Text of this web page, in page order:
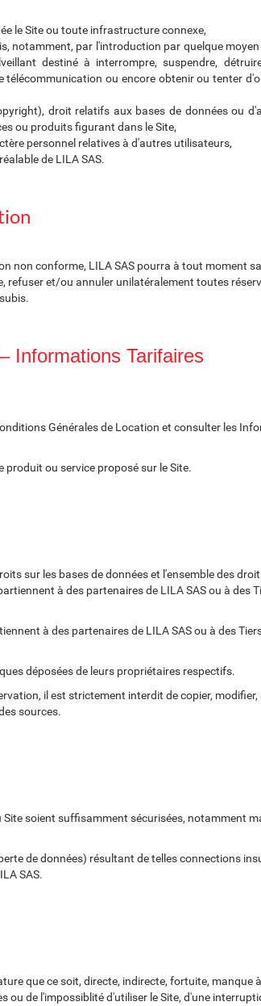
le Site ou toute infrastructure connexe,
notamment, par l'introduction par quelque
destiné à interrompre, suspendre,
ou encore obtenir ou tenter
droit relatifs aux bases de données ou
ou produits figurant dans le Site,
personnel relatives à d'autres utilisateurs,
de LILA SAS.
non conforme, LILA SAS pourra à tout moment
refuser et/ou annuler unilatéralement toutes
Informations Tarifaires
Générales de Location et consulter les
ou service proposé sur le Site.
sur les bases de données et l'ensemble des
à des partenaires de LILA SAS ou à des
à des partenaires de LILA SAS ou à des
déposées de leurs propriétaires respectifs.
il est strictement interdit de copier, modifier,
sources.
soient suffisamment sécurisées, notamment
de données) résultant de telles connections
SAS.
que ce soit, directe, indirecte, fortuite, manque
ou de l'impossiblité d'utiliser le Site, d'une